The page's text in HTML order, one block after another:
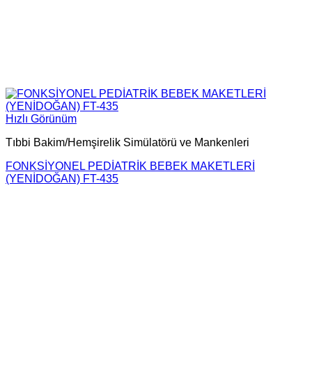
Hızlı Görünüm
Tıbbi Bakim/Hemşirelik Simülatörü ve Mankenleri
FONKSİYONEL PEDİATRİK BEBEK MAKETLERİ
(YENİDOĞAN) FT-435